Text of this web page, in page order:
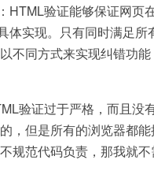
HTML验证能够保证网
体实现。只有同时满足
不同方式来实现纠错功
验证过于严格，而且
，但是所有的浏览器都
规范代码负责，那我